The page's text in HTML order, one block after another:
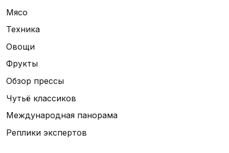
Мясо
Техника
Овощи
Фрукты
Обзор прессы
Чутьё классиков
Международная панорама
Реплики экспертов